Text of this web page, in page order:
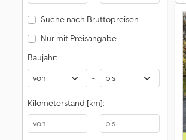
Suche nach Bruttopreisen
Nur mit Preisangabe
Baujahr:
-
Kilometerstand [km]:
-